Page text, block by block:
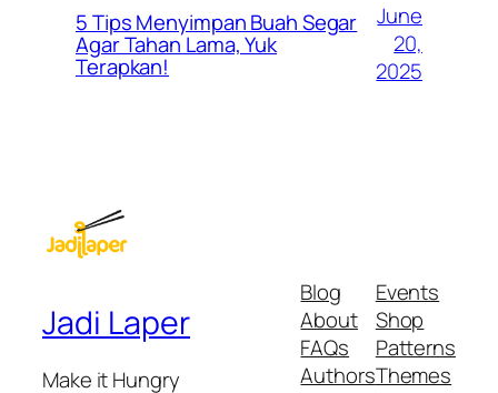
5 Tips Menyimpan Buah Segar
Agar Tahan Lama, Yuk
Terapkan!
June
20,
2025
Jadi Laper
Make it Hungry
Blog
About
FAQs
Authors
Events
Shop
Patterns
Themes